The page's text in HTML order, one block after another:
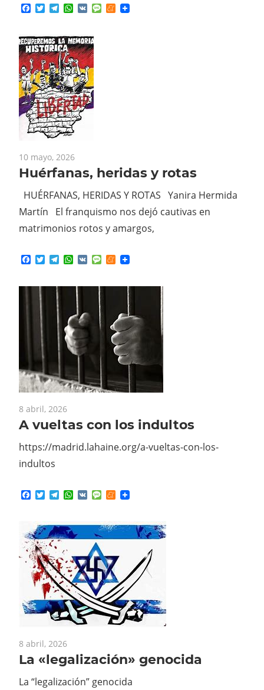
Facebook
TwitterTelegram
WhatsApp
VK MessageMeneame
10 mayo, 2026
Huérfanas, heridas y rotas
HUÉRFANAS, HERIDAS Y ROTAS Yanira Hermida
Martín El franquismo nos dejó cautivas en
matrimonios rotos y amargos,
Facebook
TwitterTelegram
WhatsApp
VK MessageMeneame
8 abril, 2026
A vueltas con los indultos
https://madrid.lahaine.org/a-vueltas-con-los-
indultos
Facebook
TwitterTelegram
WhatsApp
VK MessageMeneame
8 abril, 2026
La «legalización» genocida
La “legalización” genocida